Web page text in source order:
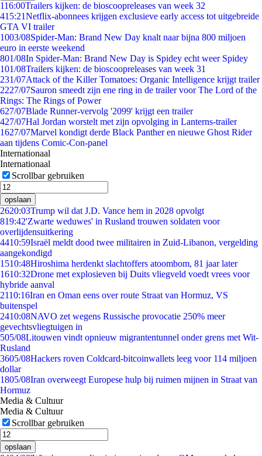
116:00Trailers kijken: de bioscoopreleases van week 32
415:21Netflix-abonnees krijgen exclusieve early access tot uitgebreide
GTA VI trailer
1003/08Spider-Man: Brand New Day knalt naar bijna 800 miljoen
euro in eerste weekend
801/08In Spider-Man: Brand New Day is Spidey echt weer Spidey
101/08Trailers kijken: de bioscoopreleases van week 31
231/07Attack of the Killer Tomatoes: Organic Intelligence krijgt trailer
2227/07Sauron smeedt zijn ene ring in de trailer voor The Lord of the
Rings: The Rings of Power
627/07Blade Runner-vervolg '2099' krijgt een trailer
427/07Hal Jordan worstelt met zijn opvolging in Lanterns-trailer
1627/07Marvel kondigt derde Black Panther en nieuwe Ghost Rider
aan tijdens Comic-Con-panel
Internationaal
Internationaal
Scrollbar gebruiken
opslaan
2620:03Trump wil dat J.D. Vance hem in 2028 opvolgt
819:42'Zwarte weduwes' in Rusland trouwen soldaten voor
overlijdensuitkering
4410:59Israël meldt dood twee militairen in Zuid-Libanon, vergelding
aangekondigd
1510:48Hiroshima herdenkt slachtoffers atoombom, 81 jaar later
1610:32Drone met explosieven bij Duits vliegveld voedt vrees voor
hybride aanval
2110:16Iran en Oman eens over route Straat van Hormuz, VS
buitenspel
2410:08NAVO zet wegens Russische provocatie 250% meer
gevechtsvliegtuigen in
505/08Litouwen vindt opnieuw migrantentunnel onder grens met Wit-
Rusland
3605/08Hackers roven Coldcard-bitcoinwallets leeg voor 114 miljoen
dollar
1805/08Iran overweegt Europese hulp bij ruimen mijnen in Straat van
Hormuz
Media & Cultuur
Media & Cultuur
Scrollbar gebruiken
opslaan